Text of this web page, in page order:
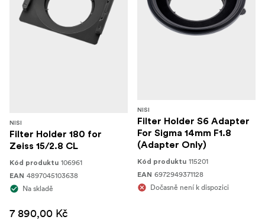
NISI
Filter Holder 180 for
Zeiss 15/2.8 CL
Kód produktu 106961
EAN 4897045103638
Na skladě
7 890,00 Kč
NISI
Filter Holder S6 Adapter
For Sigma 14mm F1.8
(Adapter Only)
Kód produktu 115201
EAN 6972949371128
Dočasně není k dispozici